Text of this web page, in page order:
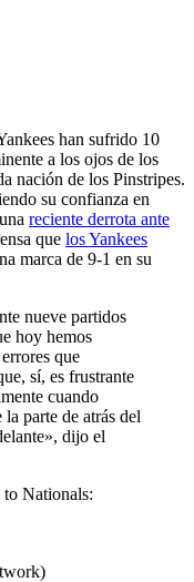
han sufrido 10
a los ojos de los
nación de los Pinstripes.
su confianza en
reciente derrota ante
que los Yankees
marca de 9-1 en su
nueve partidos
hoy hemos
que
sí, es frustrante
cuando
parte de atrás del
dijo el
to Nationals: